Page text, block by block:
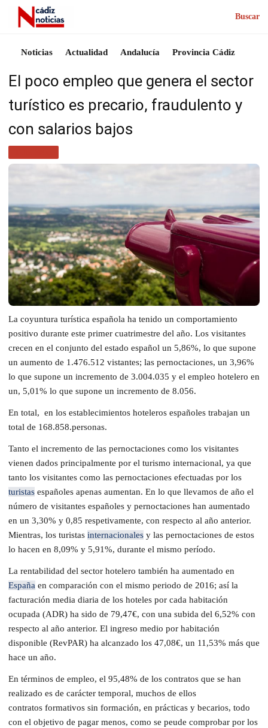
Buscar
Noticias Actualidad Andalucía Provincia Cádiz
El poco empleo que genera el sector
turístico es precario, fraudulento y
con salarios bajos
La coyuntura turística española ha tenido un comportamiento
positivo durante este primer cuatrimestre del año. Los visitantes
crecen en el conjunto del estado español un 5,86%, lo que supone
un aumento de 1.476.512 vistantes; las pernoctaciones, un 3,96%
lo que supone un incremento de 3.004.035 y el empleo hotelero en
un, 5,01% lo que supone un incremento de 8.056.
En total, en los establecimientos hoteleros españoles trabajan un
total de 168.858.personas.
Tanto el incremento de las pernoctaciones como los visitantes
vienen dados principalmente por el turismo internacional, ya que
tanto los visitantes como las pernoctaciones efectuadas por los
turistas españoles apenas aumentan. En lo que llevamos de año el
número de visitantes españoles y pernoctaciones han aumentado
en un 3,30% y 0,85 respetivamente, con respecto al año anterior.
Mientras, los turistas internacionales y las pernoctaciones de estos
lo hacen en 8,09% y 5,91%, durante el mismo período.
La rentabilidad del sector hotelero también ha aumentado en
España en comparación con el mismo periodo de 2016; así la
facturación media diaria de los hoteles por cada habitación
ocupada (ADR) ha sido de 79,47€, con una subida del 6,52% con
respecto al año anterior. El ingreso medio por habitación
disponible (RevPAR) ha alcanzado los 47,08€, un 11,53% más que
hace un año.
En términos de empleo, el 95,48% de los contratos que se han
realizado es de carácter temporal, muchos de ellos
contratos formativos sin formación, en prácticas y becarios, todo
con el objetivo de pagar menos, como se peude comprobar por los